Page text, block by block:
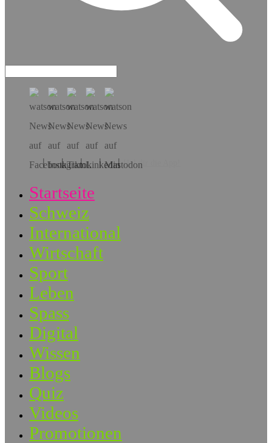
Hol dir die App!
Startseite
Schweiz
International
Wirtschaft
Sport
Leben
Spass
Digital
Wissen
Blogs
Quiz
Videos
Promotionen